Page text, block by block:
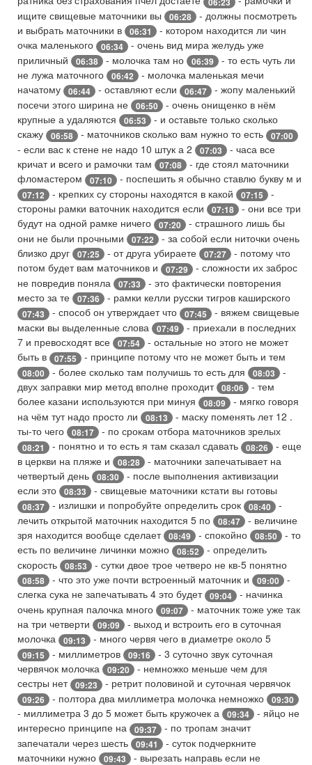
ищите свищевые маточники вы
06:28
- должны посмотреть
и выбрать маточники в
06:31
- котором находится ли чин
очка маленького
06:34
- очень вид мира желудь уже
приличный
06:38 - молочка там но 06:39
- то есть чуть ли
не лужа маточного
06:42
- молочка маленькая мечи
начатому
06:44 - оставляют если 06:47
- жопу маленький
посечи этого ширина не
06:50
- очень онищенко в нём
крупные а удаляются
06:53
- и оставьте только сколько
скажу
06:58 - маточников сколько вам нужно то есть 07:00
- если вас к стене не надо 10 штук а 2 07:03
- часа все
кричат и всего и рамочки там
07:08
- где стоял маточники
фломастером
07:10 - поспешить я обычно ставлю букву м и
07:12 - крепких су стороны находятся в какой 07:15
-
стороны рамки ваточник находится если
07:18
- они все три
будут на одной рамке ничего
07:20
- страшного лишь бы
они не были прочными
07:22
- за собой если ниточки очень
близко друг
07:25 - от друга убираете 07:27
- потому что
потом будет вам маточников и
07:29
- сложности их заброс
не повредив поняла
07:33
- это фактически повторения
место за те
07:36 - рамки келли русски тигров каширского
07:43 - способ он утверждает что 07:45
- вяжем свищевые
маски вы выделенные слова
07:49
- приехали в последних
7 и превосходят все
07:54
- остальные но этого не может
быть в
07:55 - принципе потому что не может быть и тем
08:00 - более сколько там получишь то есть для 08:03
-
двух заправки мир метод вполне проходит 08:06
- тем
более казани используются при минуя
08:09
- мягко говоря
на чём тут надо просто ли
08:13
- маску поменять лет 12 .
ты-то чего
08:17 - по срокам отбора маточников зрелых
08:21 - понятно и то есть я там сказал сдавать 08:26
- еще
в церкви на пляже и
08:28
- маточники запечатывает на
четвертый день
08:30
- после выполнения активизации
если это
08:33 - свищевые маточники кстати вы готовы
08:37 - излишки и попробуйте определить срок 08:40
-
лечить открытой маточник находится 5 по
08:47
- величине
зря находится вообще сделает 08:49 - спокойно 08:50
- то
есть по величине личинки можно
08:52
- определить
скорость
08:53 - сутки двое трое четверо не кв-5 понятно
08:58 - что это уже почти встроенный маточник и 09:00
-
слегка сука не запечатывать 4 это будет 09:04
- начинка
очень крупная палочка много
09:07
- маточник тоже уже так
на три четверти
09:09
- выход и встроить его в суточная
молочка
09:13 - много червя чего в диаметре около 5
09:15 - миллиметров 09:16
- 3 суточно звук суточная
червячок молочка
09:20
- немножко меньше чем для
сестры нет 09:23 - ретрит половиной и суточная червячок
09:26 - полтора два миллиметра молочка немножко 09:30
- миллиметра 3 до 5 может быть кружочек а 09:34
- яйцо не
интересно принципе на
09:37
- по тропам значит
запечатали через шесть
09:41
- суток подчеркните
маточники нужно
09:43
- вырезать направь если не